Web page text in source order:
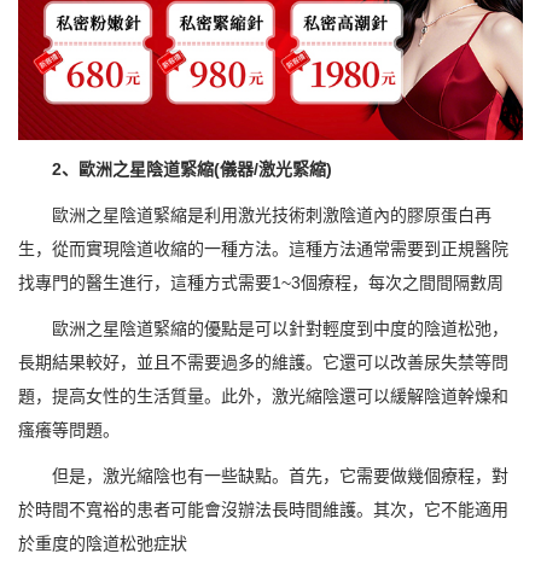
2、歐洲之星陰道緊縮(儀器/激光緊縮)
歐洲之星陰道緊縮是利用激光技術刺激陰道內的膠原蛋白再
生，從而實現陰道收縮的一種方法。這種方法通常需要到正規醫院
找專門的醫生進行，這種方式需要1~3個療程，每次之間間隔數周
歐洲之星陰道緊縮的優點是可以針對輕度到中度的陰道松弛，
長期結果較好，並且不需要過多的維護。它還可以改善尿失禁等問
題，提高女性的生活質量。此外，激光縮陰還可以緩解陰道幹燥和
瘙癢等問題。
但是，激光縮陰也有一些缺點。首先，它需要做幾個療程，對
於時間不寬裕的患者可能會沒辦法長時間維護。其次，它不能適用
於重度的陰道松弛症狀